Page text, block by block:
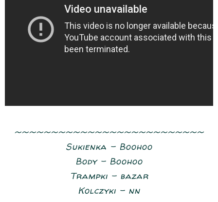
~~~~~~~~~~~~~~~~~~~~~~~~~~
Sukienka - Boohoo
Body - Boohoo
Trampki - bazar
Kolczyki - nn